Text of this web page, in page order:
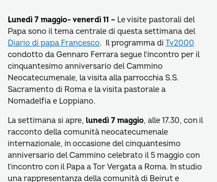
Lunedì 7 maggio- venerdì 11 – Le visite pastorali del
Papa sono il tema centrale di questa settimana del
Diario di papa Francesco. Il programma di Tv2000
condotto da Gennaro Ferrara segue l’incontro per il
cinquantesimo anniversario del Cammino
Neocatecumenale, la visita alla parrocchia S.S.
Sacramento di Roma e la visita pastorale a
Nomadelfia e Loppiano.
La settimana si apre, lunedì 7 maggio, alle 17.30, con il
racconto della comunità neocatecumenale
internazionale, in occasione del cinquantesimo
anniversario del Cammino celebrato il 5 maggio con
l’incontro con il Papa a Tor Vergata a Roma. In studio
una rappresentanza della comunità di Beirut e